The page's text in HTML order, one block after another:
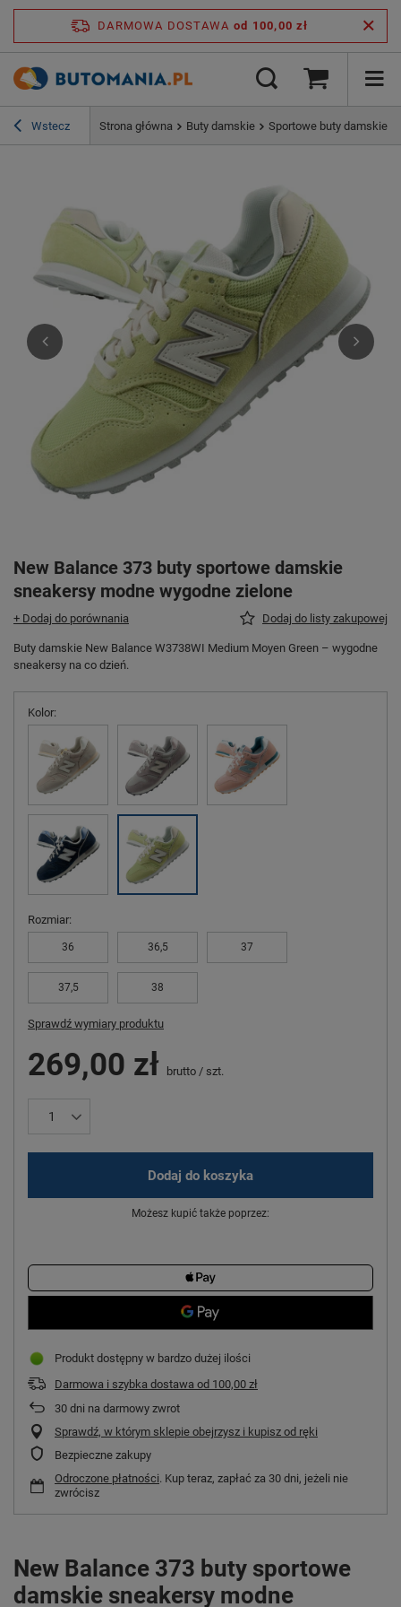
DARMOWA DOSTAWA od 100,00 zł
Wstecz Strona główna Buty damskie Sportowe buty damskie
New Balance 373 buty sportowe damskie
sneakersy modne wygodne zielone
+ Dodaj do porównania Dodaj do listy zakupowej
Buty damskie New Balance W3738WI Medium Moyen Green – wygodne
sneakersy na co dzień.
Kolor
Rozmiar
36 36,5 37
37,5 38
Sprawdź wymiary produktu
269,00 zł brutto / szt.
Dodaj do koszyka
Możesz kupić także poprzez:
Produkt dostępny w bardzo dużej ilości
Darmowa i szybka dostawa od 100,00 zł
30 dni na darmowy zwrot
Sprawdź, w którym sklepie obejrzysz i kupisz od ręki
Bezpieczne zakupy
Odroczone płatności. Kup teraz, zapłać za 30 dni, jeżeli nie
zwrócisz
New Balance 373 buty sportowe
damskie sneakersy modne